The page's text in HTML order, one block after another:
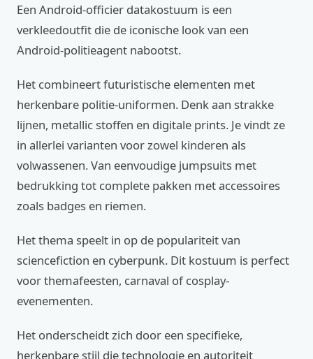
Een Android-officier datakostuum is een
verkleedoutfit die de iconische look van een
Android-politieagent nabootst.
Het combineert futuristische elementen met
herkenbare politie-uniformen. Denk aan strakke
lijnen, metallic stoffen en digitale prints. Je vindt ze
in allerlei varianten voor zowel kinderen als
volwassenen. Van eenvoudige jumpsuits met
bedrukking tot complete pakken met accessoires
zoals badges en riemen.
Het thema speelt in op de populariteit van
sciencefiction en cyberpunk. Dit kostuum is perfect
voor themafeesten, carnaval of cosplay-
evenementen.
Het onderscheidt zich door een specifieke,
herkenbare stijl die technologie en autoriteit